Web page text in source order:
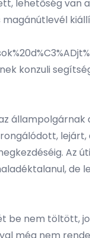
lehetőség van
konzuli
állampolgárnak
Az
de
be nem töltött,